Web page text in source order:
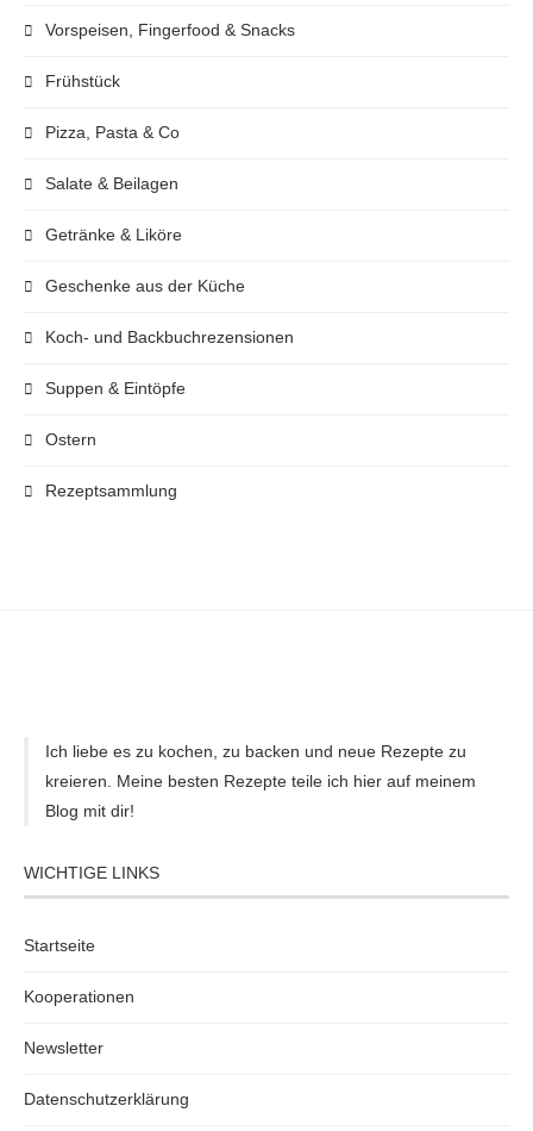
Vorspeisen, Fingerfood & Snacks
Frühstück
Pizza, Pasta & Co
Salate & Beilagen
Getränke & Liköre
Geschenke aus der Küche
Koch- und Backbuchrezensionen
Suppen & Eintöpfe
Ostern
Rezeptsammlung
Ich liebe es zu kochen, zu backen und neue Rezepte zu
kreieren. Meine besten Rezepte teile ich hier auf meinem
Blog mit dir!
WICHTIGE LINKS
Startseite
Kooperationen
Newsletter
Datenschutzerklärung